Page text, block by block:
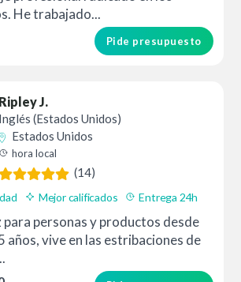
He trabajado...
Pide presupuesto
Ripley J.
Inglés (Estados Unidos)
Estados Unidos
hora local
(14)
Mejor calificados Entrega 24h
para personas y productos desde
años, vive en las estribaciones de